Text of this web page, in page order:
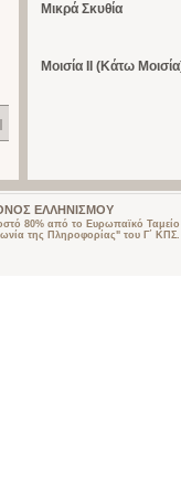
Μικρά Σκυθία
Μοισία ΙΙ (Κάτω
ΕΛΛΗΝΙΣΜΟΥ
80% από το Ευρωπαϊκό
της Πληροφορίας" του Γ΄ ΚΠΣ.